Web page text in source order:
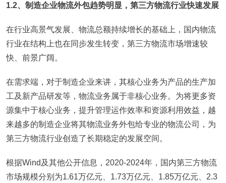
1.2、制造企业物流外包趋势明显，第三方物流行业快速发展
在行业高景气发展、物流总额持续增长的基础上，国内物流
行业在结构上也在同步发生转变，第三方物流市场增速较
快、前景广阔。
在需求端，对于制造企业来讲，其核心业务为产品的生产加
工及新产品研发等，物流业务属于非核心业务。为将更多资
源集中于核心业务，提升管理运作效率和资源利用效益，越
来越多的制造企业将其物流业务外包给专业的物流公司，为
第三方物流行业创造了长期稳定的发展空间。
根据Wind及其他公开信息，2020-2024年，国内第三方物流
市场规模分别为1.61万亿元、1.73万亿元、1.85万亿元、2.3